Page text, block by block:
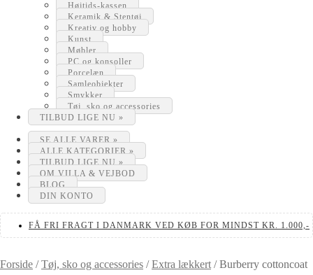
Højtids-kassen
Keramik & Stentøj
Kreativ og hobby
Kunst
Møbler
PC og konsoller
Porcelæn
Samleobjekter
Smykker
Tøj, sko og accessories
TILBUD LIGE NU »
SE ALLE VARER »
ALLE KATEGORIER »
TILBUD LIGE NU »
OM VILLA & VEJBOD
BLOG
DIN KONTO
FÅ FRI FRAGT I DANMARK VED KØB FOR MINDST KR. 1.000,-
Forside /Tøj, sko og accessories /Extra lækkert /Burberry cottoncoat